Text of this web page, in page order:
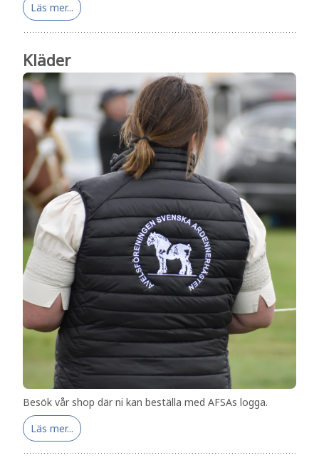
Läs mer...
Kläder
Besök vår shop där ni kan beställa med AFSAs logga.
Läs mer...